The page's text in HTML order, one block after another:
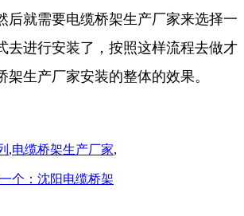
后就需要电缆桥架生产厂家来选择一
去进行安装了，按照这样流程去做才
架生产厂家安装的整体的效果。
,电缆桥架生产厂家,
个：沈阳电缆桥架